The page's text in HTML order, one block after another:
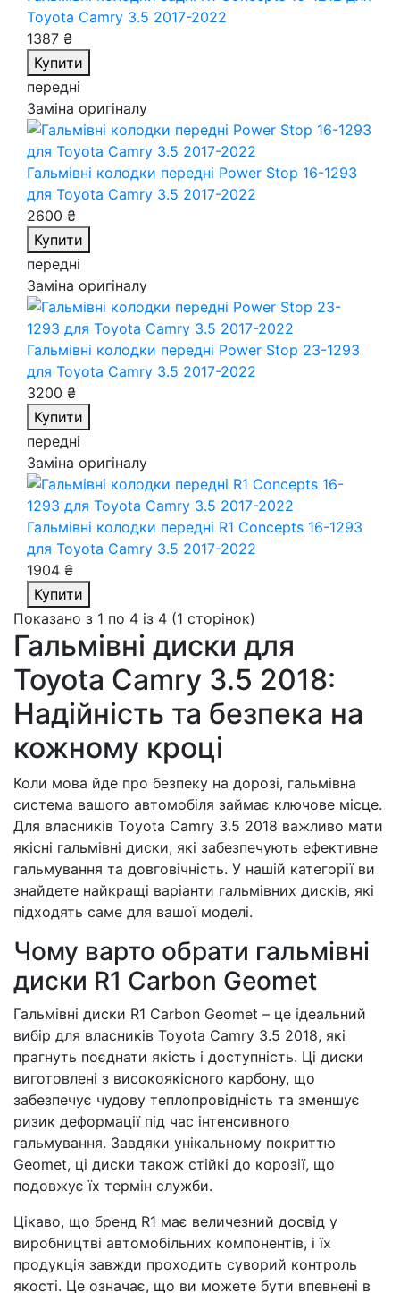
Toyota Camry 3.5 2017-2022
1387 ₴
Купити
передні
Заміна оригіналу
Гальмівні колодки передні Power Stop 16-1293
для Toyota Camry 3.5 2017-2022
2600 ₴
Купити
передні
Заміна оригіналу
Гальмівні колодки передні Power Stop 23-1293
для Toyota Camry 3.5 2017-2022
3200 ₴
Купити
передні
Заміна оригіналу
Гальмівні колодки передні R1 Concepts 16-1293
для Toyota Camry 3.5 2017-2022
1904 ₴
Купити
Показано з 1 по 4 із 4 (1 сторінок)
Гальмівні диски для
Toyota Camry 3.5 2018:
Надійність та безпека на
кожному кроці
Коли мова йде про безпеку на дорозі, гальмівна
система вашого автомобіля займає ключове місце.
Для власників Toyota Camry 3.5 2018 важливо мати
якісні гальмівні диски, які забезпечують ефективне
гальмування та довговічність. У нашій категорії ви
знайдете найкращі варіанти гальмівних дисків, які
підходять саме для вашої моделі.
Чому варто обрати гальмівні
диски R1 Carbon Geomet
Гальмівні диски R1 Carbon Geomet – це ідеальний
вибір для власників Toyota Camry 3.5 2018, які
прагнуть поєднати якість і доступність. Ці диски
виготовлені з високоякісного карбону, що
забезпечує чудову теплопровідність та зменшує
ризик деформації під час інтенсивного
гальмування. Завдяки унікальному покриттю
Geomet, ці диски також стійкі до корозії, що
подовжує їх термін служби.
Цікаво, що бренд R1 має величезний досвід у
виробництві автомобільних компонентів, і їх
продукція завжди проходить суворий контроль
якості. Це означає, що ви можете бути впевнені в